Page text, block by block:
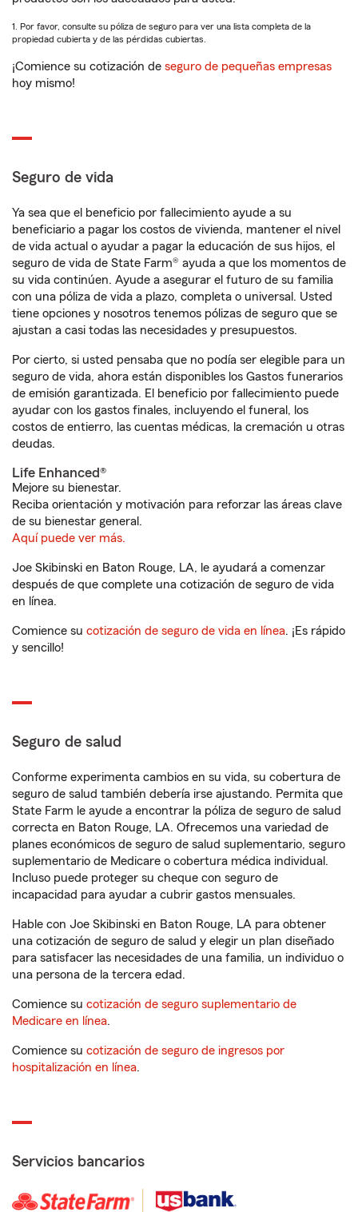
1. Por favor, consulte su póliza de seguro para ver una lista completa de la
propiedad cubierta y de las pérdidas cubiertas.
¡Comience su cotización de seguro de pequeñas empresas
hoy mismo!
Seguro de vida
Ya sea que el beneficio por fallecimiento ayude a su
beneficiario a pagar los costos de vivienda, mantener el nivel
de vida actual o ayudar a pagar la educación de sus hijos, el
seguro de vida de State Farm® ayuda a que los momentos de
su vida continúen. Ayude a asegurar el futuro de su familia
con una póliza de vida a plazo, completa o universal. Usted
tiene opciones y nosotros tenemos pólizas de seguro que se
ajustan a casi todas las necesidades y presupuestos.
Por cierto, si usted pensaba que no podía ser elegible para un
seguro de vida, ahora están disponibles los Gastos funerarios
de emisión garantizada. El beneficio por fallecimiento puede
ayudar con los gastos finales, incluyendo el funeral, los
costos de entierro, las cuentas médicas, la cremación u otras
deudas.
Life Enhanced®
Mejore su bienestar.
Reciba orientación y motivación para reforzar las áreas clave
de su bienestar general.
Aquí puede ver más.
Joe Skibinski en Baton Rouge, LA, le ayudará a comenzar
después de que complete una cotización de seguro de vida
en línea.
Comience su cotización de seguro de vida en línea. ¡Es rápido
y sencillo!
Seguro de salud
Conforme experimenta cambios en su vida, su cobertura de
seguro de salud también debería irse ajustando. Permita que
State Farm le ayude a encontrar la póliza de seguro de salud
correcta en Baton Rouge, LA. Ofrecemos una variedad de
planes económicos de seguro de salud suplementario, seguro
suplementario de Medicare o cobertura médica individual.
Incluso puede proteger su cheque con seguro de
incapacidad para ayudar a cubrir gastos mensuales.
Hable con Joe Skibinski en Baton Rouge, LA para obtener
una cotización de seguro de salud y elegir un plan diseñado
para satisfacer las necesidades de una familia, un individuo o
una persona de la tercera edad.
Comience su cotización de seguro suplementario de
Medicare en línea.
Comience su cotización de seguro de ingresos por
hospitalización en línea.
Servicios bancarios